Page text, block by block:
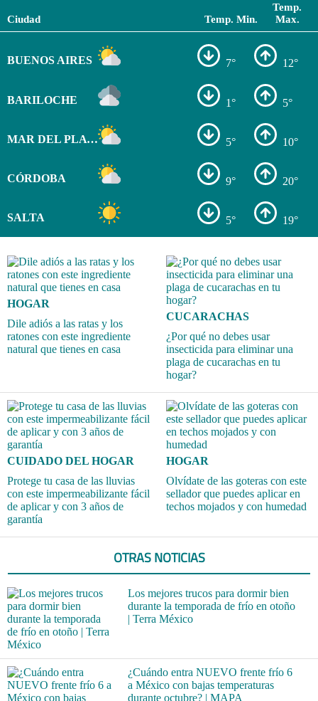
Ciudad Temp. Min.
Temp.
Max.
BUENOS AIRES 7° 12°
BARILOCHE 1° 5°
MAR DEL PLATA 5° 10°
CÓRDOBA 9° 20°
SALTA 5° 19°
HOGAR
Dile adiós a las ratas y los
ratones con este ingrediente
natural que tienes en casa
CUCARACHAS
¿Por qué no debes usar
insecticida para eliminar una
plaga de cucarachas en tu
hogar?
CUIDADO DEL HOGAR
Protege tu casa de las lluvias
con este impermeabilizante fácil
de aplicar y con 3 años de
garantía
HOGAR
Olvídate de las goteras con este
sellador que puedes aplicar en
techos mojados y con humedad
OTRAS NOTICIAS
Los mejores trucos para dormir bien
durante la temporada de frío en otoño
| Terra México
¿Cuándo entra NUEVO frente frío 6
a México con bajas temperaturas
durante octubre? | MAPA